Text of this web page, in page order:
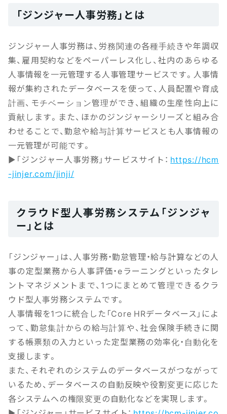
「ジンジャー人事労務」とは
ジンジャー人事労務は、労務関連の各種手続きや年調収
集、雇用契約などをペーパーレス化し、社内のあらゆる
人事情報を一元管理する人事管理サービスです。人事情
報が集約されたデータベースを使って、人員配置や育成
計画、モチベーション管理ができ、組織の生産性向上に
貢献します。また、ほかのジンジャーシリーズと組み合
わせることで、勤怠や給与計算サービスとも人事情報の
一元管理が可能です。
▶「ジンジャー人事労務」サービスサイト： https://hcm
-jinjer.com/jinji/
クラウド型人事労務システム「ジンジャ
ー」とは
「ジンジャー」は、人事労務・勤怠管理・給与計算などの人
事の定型業務から人事評価・eラーニングといったタレ
ントマネジメントまで、1つにまとめて管理できるクラ
ウド型人事労務システムです。
人事情報を1つに統合した「Core HRデータベース」によ
って、勤怠集計からの給与計算や、社会保険手続きに関
する帳票類の入力といった定型業務の効率化・自動化を
支援します。
また、それぞれのシステムのデータベースがつながって
いるため、データベースの自動反映や役割変更に応じた
各システムへの権限変更の自動化などを実現します。